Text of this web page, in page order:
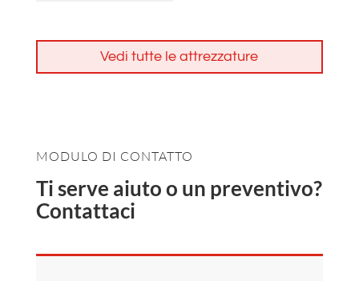
Vedi tutte le attrezzature
MODULO DI CONTATTO
Ti serve aiuto o un preventivo?
Contattaci